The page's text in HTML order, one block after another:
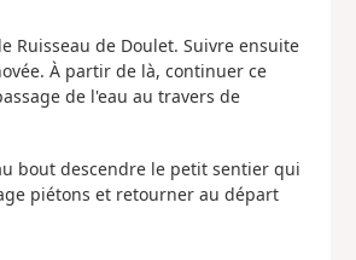
de Doulet. Suivre ensuite
À partir de là, continuer ce
de l'eau au travers de
bout descendre le petit sentier qui
piétons et retourner au départ